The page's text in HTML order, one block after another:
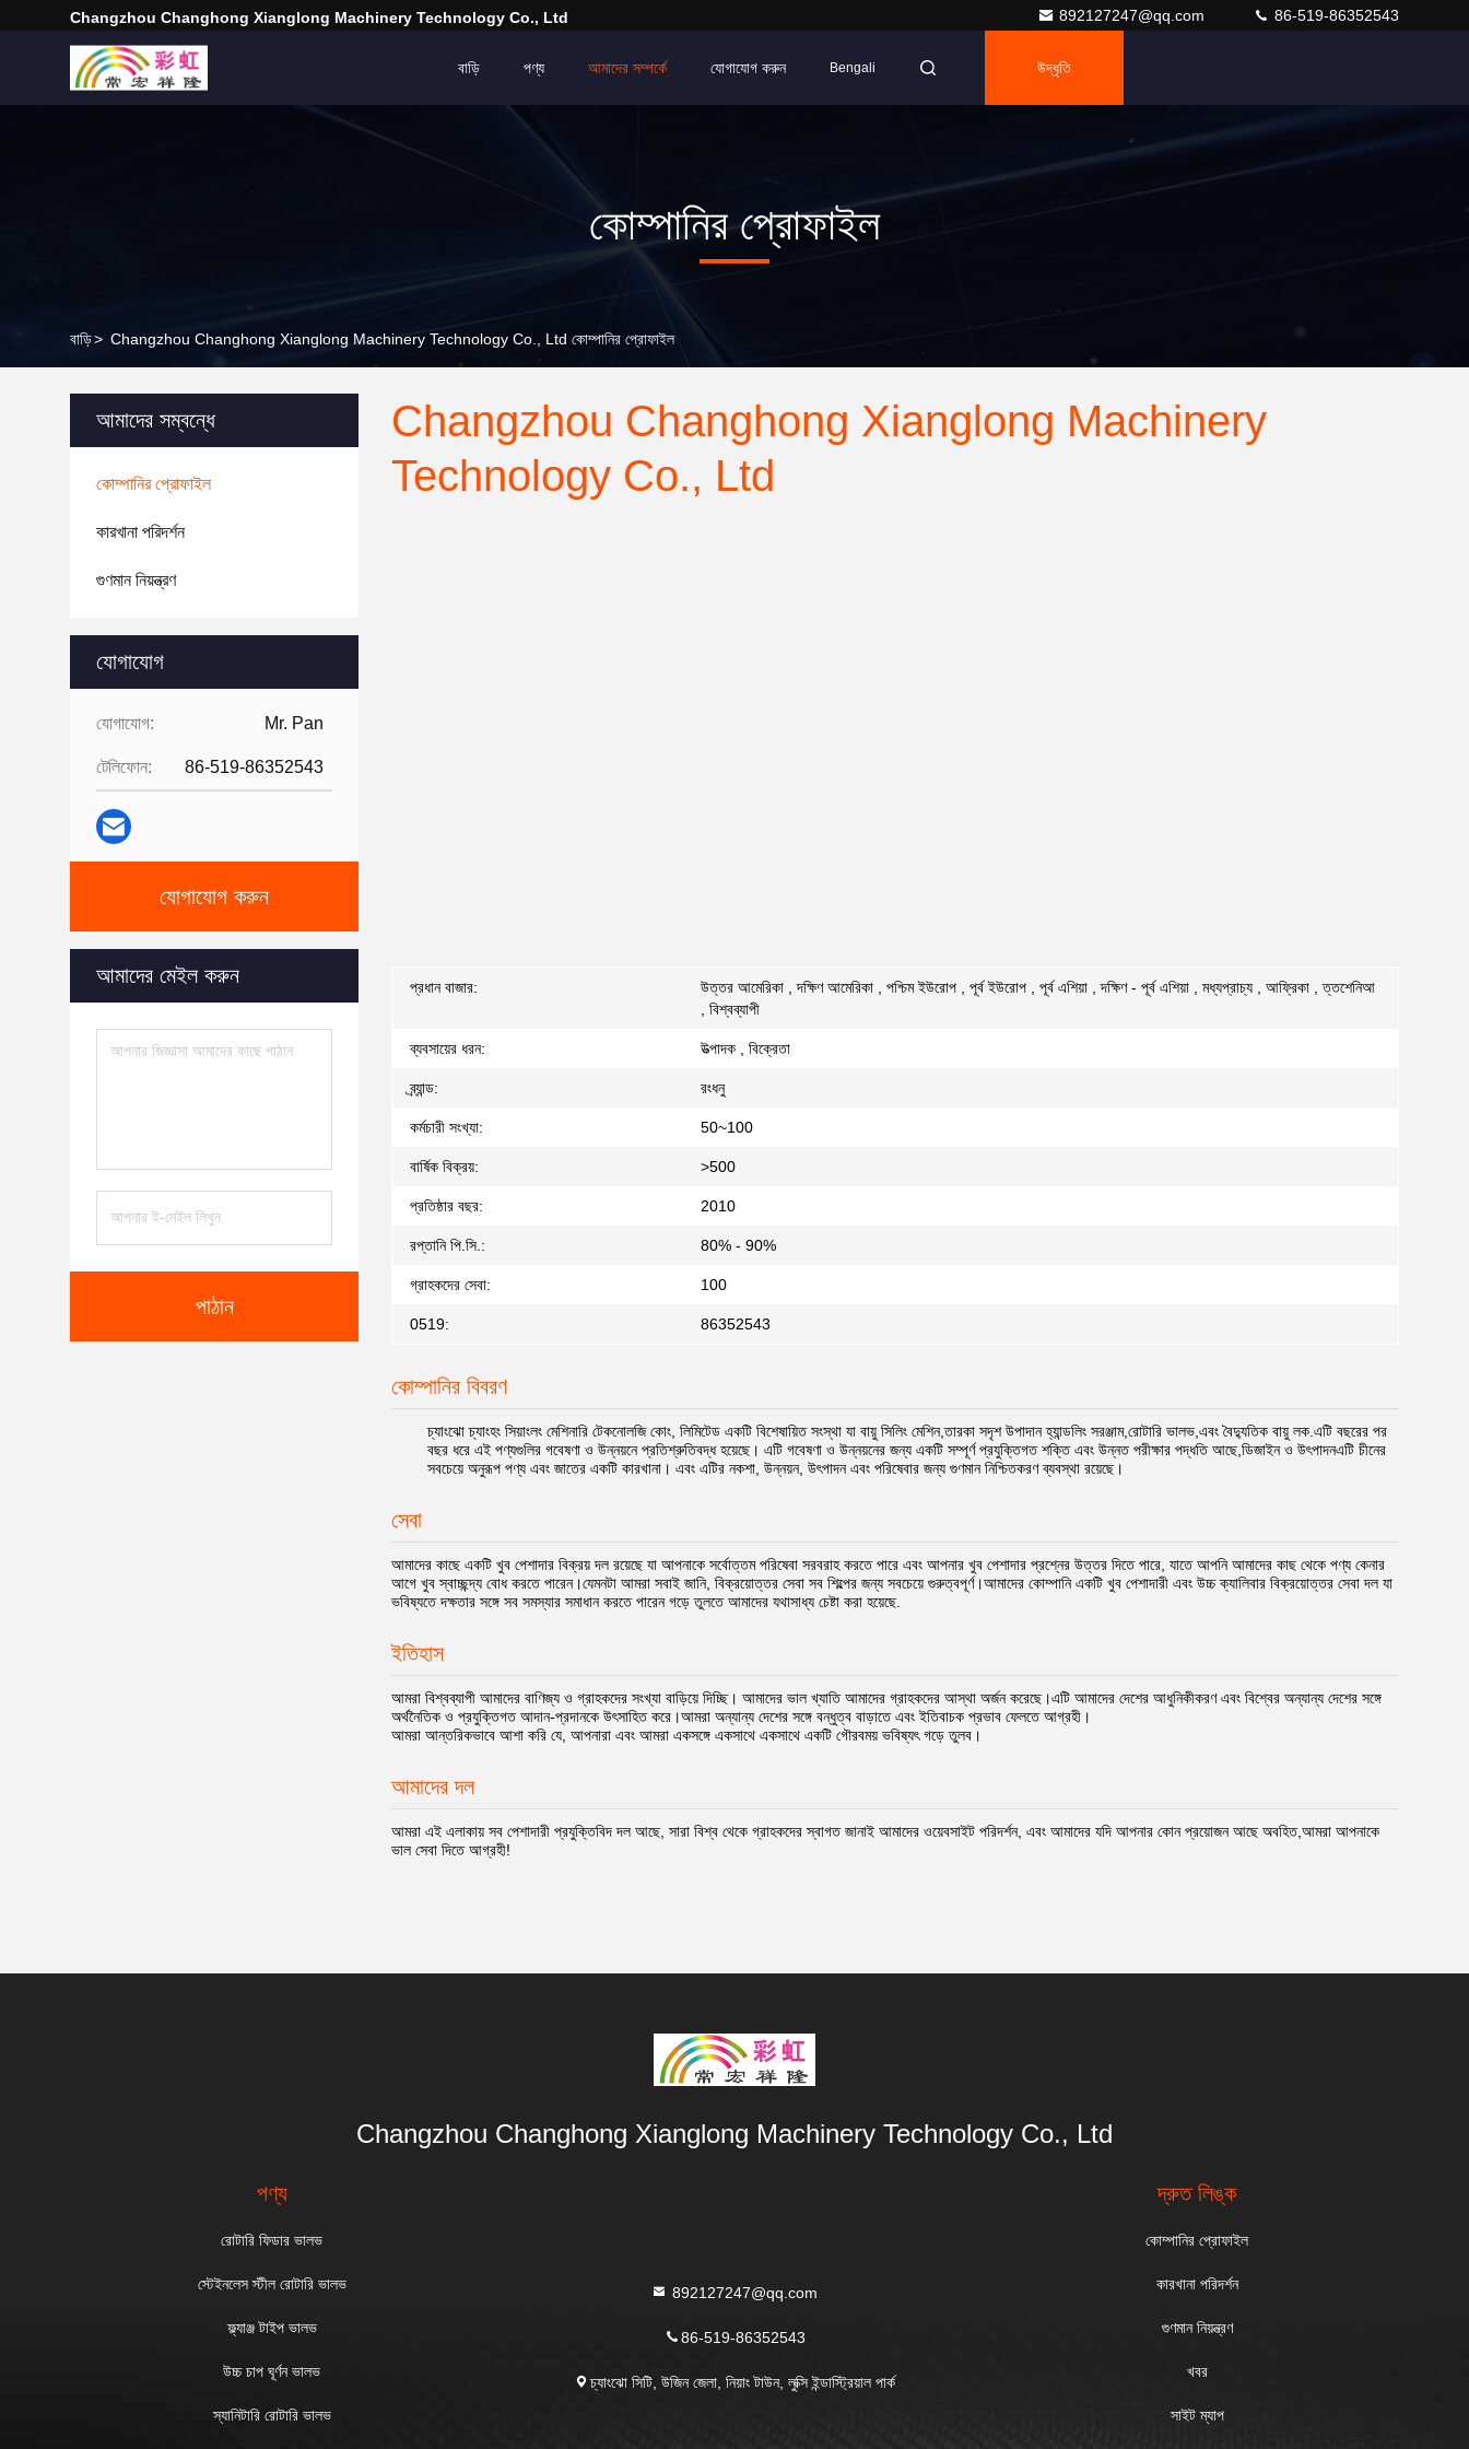
Changzhou Changhong Xianglong Machinery Technology Co., Ltd 892127247@qq.com 86-519-86352543
বাড়ি পণ্য আমাদের সম্পর্কে যোগাযোগ করুন Bengali উদ্ধৃতি
কোম্পানির প্রোফাইল
বাড়ি> Changzhou Changhong Xianglong Machinery Technology Co., Ltd কোম্পানির প্রোফাইল
আমাদের সম্বন্ধে
কোম্পানির প্রোফাইল
কারখানা পরিদর্শন
গুণমান নিয়ন্ত্রণ
যোগাযোগ
যোগাযোগ: Mr. Pan
টেলিফোন: 86-519-86352543
যোগাযোগ করুন
আমাদের মেইল ​​করুন
পাঠান
Changzhou Changhong Xianglong Machinery
Technology Co., Ltd
প্রধান বাজার:
উত্তর আমেরিকা , দক্ষিণ আমেরিকা , পশ্চিম ইউরোপ , পূর্ব ইউরোপ , পূর্ব এশিয়া , দক্ষিণ - পূর্ব এশিয়া , মধ্যপ্রাচ্য , আফ্রিকা , ত্তশেনিআ
, বিশ্বব্যাপী
ব্যবসায়ের ধরন: উত্পাদক , বিক্রেতা
ব্র্যান্ড: রংধনু
কর্মচারী সংখ্যা: 50~100
বার্ষিক বিক্রয়: >500
প্রতিষ্ঠার বছর: 2010
রপ্তানি পি.সি.: 80% - 90%
গ্রাহকদের সেবা: 100
0519: 86352543
কোম্পানির বিবরণ
চ্যাংঝো চ্যাংহং সিয়াংলং মেশিনারি টেকনোলজি কোং, লিমিটেড একটি বিশেষায়িত সংস্থা যা বায়ু সিলিং মেশিন,তারকা সদৃশ উপাদান হ্যান্ডলিং সরঞ্জাম,রোটারি ভালভ,এবং বৈদ্যুতিক বায়ু লক.এটি বছরের পর
বছর ধরে এই পণ্যগুলির গবেষণা ও উন্নয়নে প্রতিশ্রুতিবদ্ধ হয়েছে। এটি গবেষণা ও উন্নয়নের জন্য একটি সম্পূর্ণ প্রযুক্তিগত শক্তি এবং উন্নত পরীক্ষার পদ্ধতি আছে,ডিজাইন ও উৎপাদনএটি চীনের
সবচেয়ে অনুরূপ পণ্য এবং জাতের একটি কারখানা। এবং এটির নকশা, উন্নয়ন, উৎপাদন এবং পরিষেবার জন্য গুণমান নিশ্চিতকরণ ব্যবস্থা রয়েছে।
সেবা
আমাদের কাছে একটি খুব পেশাদার বিক্রয় দল রয়েছে যা আপনাকে সর্বোত্তম পরিষেবা সরবরাহ করতে পারে এবং আপনার খুব পেশাদার প্রশ্নের উত্তর দিতে পারে, যাতে আপনি আমাদের কাছ থেকে পণ্য কেনার
আগে খুব স্বাচ্ছন্দ্য বোধ করতে পারেন।যেমনটা আমরা সবাই জানি, বিক্রয়োত্তর সেবা সব শিল্পের জন্য সবচেয়ে গুরুত্বপূর্ণ।আমাদের কোম্পানি একটি খুব পেশাদারী এবং উচ্চ ক্যালিবার বিক্রয়োত্তর সেবা দল যা
ভবিষ্যতে দক্ষতার সঙ্গে সব সমস্যার সমাধান করতে পারেন গড়ে তুলতে আমাদের যথাসাধ্য চেষ্টা করা হয়েছে.
ইতিহাস
আমরা বিশ্বব্যাপী আমাদের বাণিজ্য ও গ্রাহকদের সংখ্যা বাড়িয়ে দিচ্ছি। আমাদের ভাল খ্যাতি আমাদের গ্রাহকদের আস্থা অর্জন করেছে।এটি আমাদের দেশের আধুনিকীকরণ এবং বিশ্বের অন্যান্য দেশের সঙ্গে
অর্থনৈতিক ও প্রযুক্তিগত আদান-প্রদানকে উৎসাহিত করে।আমরা অন্যান্য দেশের সঙ্গে বন্ধুত্ব বাড়াতে এবং ইতিবাচক প্রভাব ফেলতে আগ্রহী।
আমরা আন্তরিকভাবে আশা করি যে, আপনারা এবং আমরা একসঙ্গে একসাথে একসাথে একটি গৌরবময় ভবিষ্যৎ গড়ে তুলব।
আমাদের দল
আমরা এই এলাকায় সব পেশাদারী প্রযুক্তিবিদ দল আছে, সারা বিশ্ব থেকে গ্রাহকদের স্বাগত জানাই আমাদের ওয়েবসাইট পরিদর্শন, এবং আমাদের যদি আপনার কোন প্রয়োজন আছে অবহিত,আমরা আপনাকে
ভাল সেবা দিতে আগ্রহী!
Changzhou Changhong Xianglong Machinery Technology Co., Ltd
পণ্য
রোটারি ফিডার ভালভ
স্টেইনলেস স্টীল রোটারি ভালভ
ফ্ল্যাঞ্জ টাইপ ভালভ
উচ্চ চাপ ঘূর্ণন ভালভ
স্যানিটারি রোটারি ভালভ
892127247@qq.com
86-519-86352543
চ্যাংঝো সিটি, উজিন জেলা, নিয়াং টাউন, লুক্সি ইন্ডাস্ট্রিয়াল পার্ক
দ্রুত লিঙ্ক
কোম্পানির প্রোফাইল
কারখানা পরিদর্শন
গুণমান নিয়ন্ত্রণ
খবর
সাইট ম্যাপ